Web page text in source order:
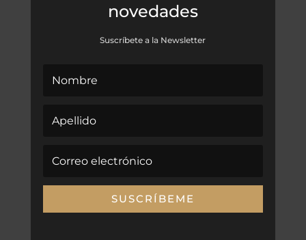
novedades
Suscríbete a la Newsletter
SUSCRÍBEME